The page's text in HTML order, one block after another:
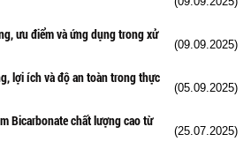
ưu điểm và ứng dụng trong xử
(09.09.2025)
lợi ích và độ an toàn trong thực
(05.09.2025)
Bicarbonate chất lượng cao từ
(25.07.2025)